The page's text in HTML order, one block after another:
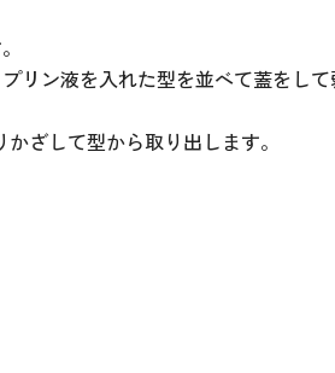
ン液を入れた型を並べて蓋をして
ざして型から取り出します。